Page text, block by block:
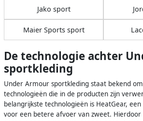
Jako sport
Maier Sports sport
De technologie achter
sportkleding
Under Armour sportkleding staat bekend
technologieën die in de producten zijn
belangrijkste technologieën is HeatGear,
voor een betere afvoer van zweet. Hierdoor